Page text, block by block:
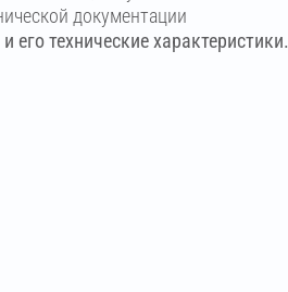
документации
технические характеристики.